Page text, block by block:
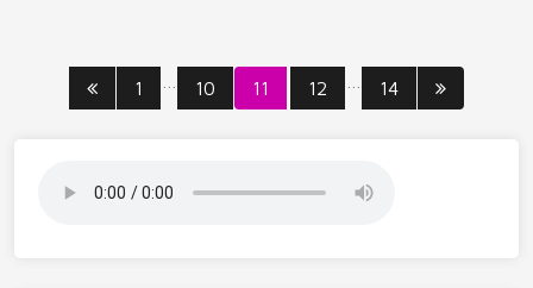
Paginación
entradas
1 10 11 12 14